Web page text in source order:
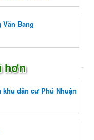
Văn Bang
hơn
dân cư Phú Nhuận